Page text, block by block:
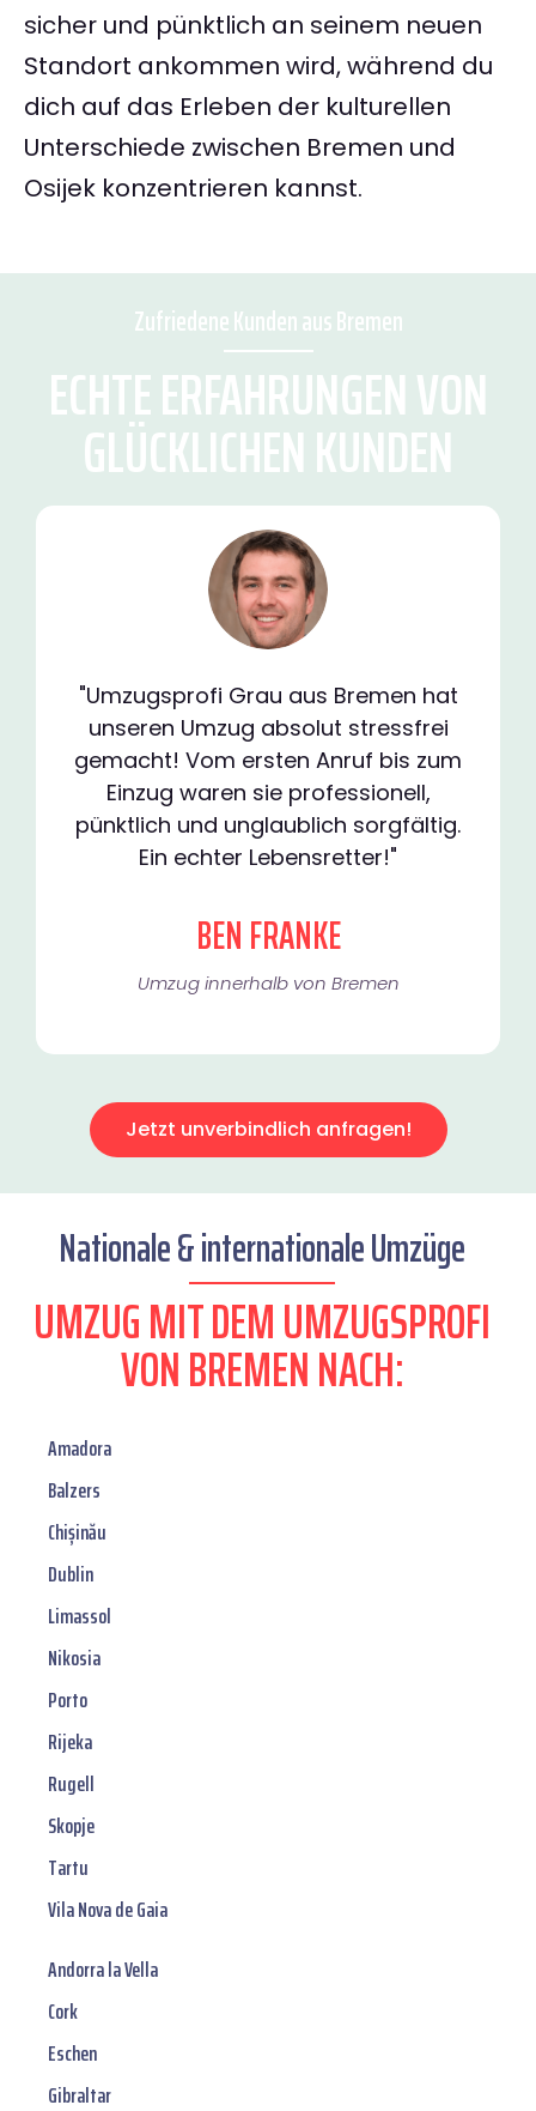
sicher und pünktlich an seinem neuen
Standort ankommen wird, während du
dich auf das Erleben der kulturellen
Unterschiede zwischen Bremen und
Osijek konzentrieren kannst.
Zufriedene Kunden aus Bremen
ECHTE ERFAHRUNGEN VON
GLÜCKLICHEN KUNDEN
"Umzugsprofi Grau aus Bremen hat
unseren Umzug absolut stressfrei
gemacht! Vom ersten Anruf bis zum
Einzug waren sie professionell,
pünktlich und unglaublich sorgfältig.
Ein echter Lebensretter!"
BEN FRANKE
Umzug innerhalb von Bremen​
Jetzt unverbindlich anfragen!
Nationale & internationale Umzüge
UMZUG MIT DEM UMZUGSPROFI
VON BREMEN NACH:
Amadora
Balzers
Chișinău
Dublin
Limassol
Nikosia
Porto
Rijeka
Rugell
Skopje
Tartu
Vila Nova de Gaia
Andorra la Vella
Cork
Eschen
Gibraltar